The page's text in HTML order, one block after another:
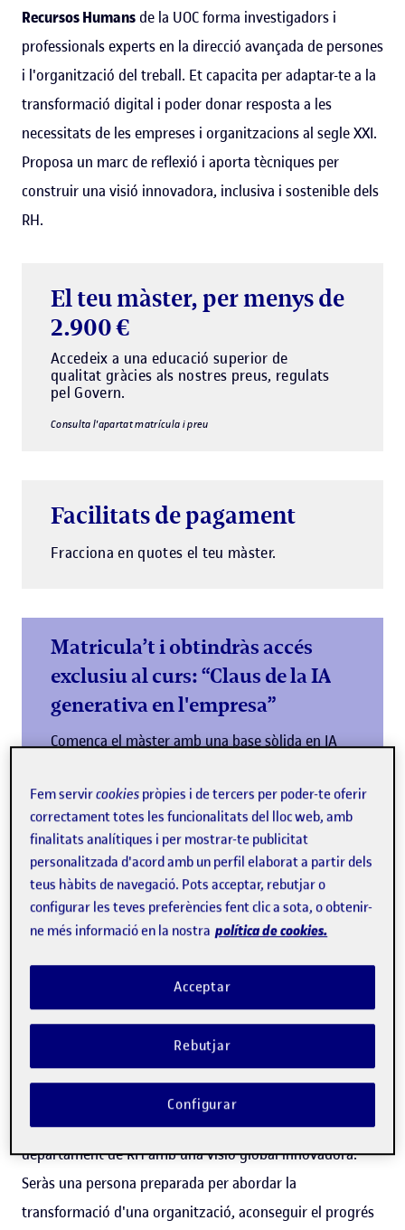
Recursos Humans de la UOC forma investigadors i
professionals experts en la direcció avançada de persones
i l'organització del treball. Et capacita per adaptar-te a la
transformació digital i poder donar resposta a les
necessitats de les empreses i organitzacions al segle XXI.
Proposa un marc de reflexió i aporta tècniques per
construir una visió innovadora, inclusiva i sostenible dels
RH.
El teu màster, per menys de
2.900 €
Accedeix a una educació superior de
qualitat gràcies als nostres preus, regulats
pel Govern.
Consulta l'apartat matrícula i preu
Facilitats de pagament
Fracciona en quotes el teu màster.
Matricula’t i obtindràs accés
exclusiu al curs: “Claus de la IA
generativa en l'empresa”
Comença el màster amb una base sòlida en IA
Més informació
El màster aborda els factors de canvi que condicionen la
irecció i gestió dels recursos humans.L'enfocament
interdisciplinari d'aquest màster a distància t'ajudarà a
integrar àrees com la direcció d'empreses, l'economia, la
psicologia del treball i les organitzacions, i les relacions
laborals.
Sigues un especialista a l'hora de liderar les funcions del
departament de RH amb una visió global innovadora.
Seràs una persona preparada per abordar la
transformació d'una organització, aconseguir el progrés
Fem servircookies pròpies i de tercers per poder-te oferir
correctament totes les funcionalitats del lloc web, amb
finalitats analítiques i per mostrar-te publicitat
personalitzada d'acord amb un perfil elaborat a partir dels
teus hàbits de navegació. Pots acceptar, rebutjar o
configurar les teves preferències fent clic a sota, o obtenir-
ne més informació en la nostra política de cookies.
Rebutjar
Acceptar
Configurar